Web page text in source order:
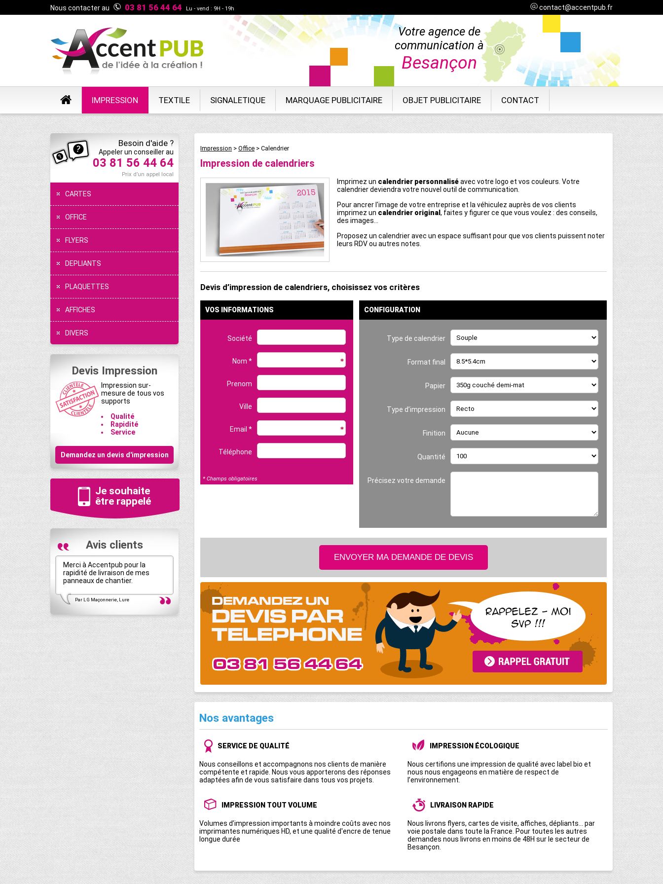
Nous contacter au 03 81 56 44 64 Lu - vend : 9H - 19h contact@accentpub.fr
Votre agence de
communication à
Besançon
IMPRESSION TEXTILE SIGNALETIQUE MARQUAGE PUBLICITAIRE OBJET PUBLICITAIRE CONTACT
Besoin d'aide ?
Appeler un conseiller au
03 81 56 44 64
Prix d’un appel local
CARTES
OFFICE
FLYERS
DEPLIANTS
PLAQUETTES
AFFICHES
DIVERS
Devis Impression
Impression sur-
mesure de tous vos
supports
Qualité
Rapidité
Service
Demandez un devis d'impression
Je souhaite
être rappelé
Avis clients
Merci à Accentpub pour la
rapidité de livraison de mes
panneaux de chantier.
Par LG Maçonnerie, Lure
ma communication globale, j'en
suis pleinement satisfait !
Par GODIER Bâti-thermique, Besançon Par Studio 24, Besançon
Impression > Office > Calendrier
Impression de calendriers
Imprimez un calendrier personnaliséavec votre logo et vos couleurs. Votre
calendrier deviendra votre nouvel outil de communication.
Pour ancrer l'image de votre entreprise et la véhiculez auprès de vos clients
imprimez un calendrier original , faites y figurer ce que vous voulez : des conseils,
des images...
Proposez un calendrier avec un espace suffisant pour que vos clients puissent noter
leurs RDV ou autres notes.
Devis d’impression de calendriers, choisissez vos critères
VOS INFORMATIONS
Société
Nom *
Prenom
Ville
Email *
Téléphone
* Champs obligatoires
CONFIGURATION
Type de calendrier
Format final
Papier
Type d’impression
Finition
Quantité
Précisez votre demande
ENVOYER MA DEMANDE DE DEVIS
Nos avantages
SERVICE DE QUALITÉ
Nous conseillons et accompagnons nos clients de manière
compétente et rapide. Nous vous apporterons des réponses
adaptées afin de vous satisfaire dans tous vos projets.
IMPRESSION ÉCOLOGIQUE
Nous certifions une impression de qualité avec label bio et
nous nous engageons en matière de respect de
l’environnement.
IMPRESSION TOUT VOLUME
Volumes d’impression importants à moindre coûts avec nos
imprimantes numériques HD, et une qualité d'encre de tenue
longue durée
LIVRAISON RAPIDE
Nous livrons flyers, cartes de visite, affiches, dépliants... par
voie postale dans toute la France. Pour toutes les autres
demandes nous livrons en moins de 48H sur le secteur de
Besançon.